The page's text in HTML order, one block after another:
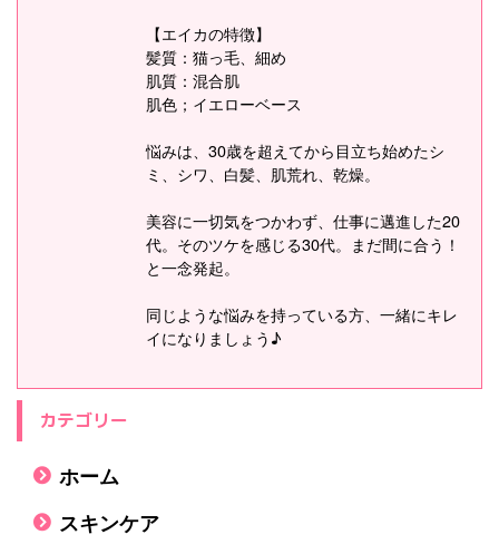
【エイカの特徴】
髪質：猫っ毛、細め
肌質：混合肌
肌色；イエローベース
悩みは、30歳を超えてから目立ち始めたシ
ミ、シワ、白髪、肌荒れ、乾燥。
美容に一切気をつかわず、仕事に邁進した20
代。そのツケを感じる30代。まだ間に合う！
と一念発起。
同じような悩みを持っている方、一緒にキレ
イになりましょう♪
カテゴリー
ホーム
スキンケア